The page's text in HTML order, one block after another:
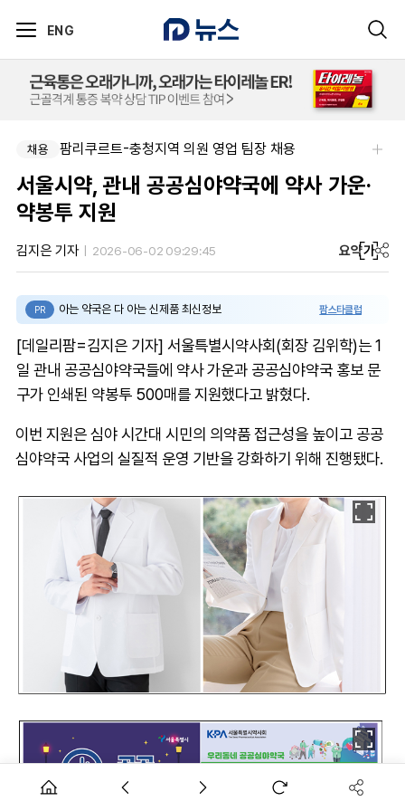
ENG
채용 팜리쿠르트-충청지역 의원 영업 팀장 채용
서울시약, 관내 공공심야약국에 약사 가운·
약봉투 지원
김지은 기자 2026-06-02 09:29:45 요약가
PR 아는 약국은 다 아는 신제품 최신정보 팜스타클럽
[데일리팜=김지은 기자] 서울특별시약사회(회장 김위학)는 1
일 관내 공공심야약국들에 약사 가운과 공공심야약국 홍보 문
구가 인쇄된 약봉투 500매를 지원했다고 밝혔다.
이번 지원은 심야 시간대 시민의 의약품 접근성을 높이고 공공
심야약국 사업의 실질적 운영 기반을 강화하기 위해 진행됐다.